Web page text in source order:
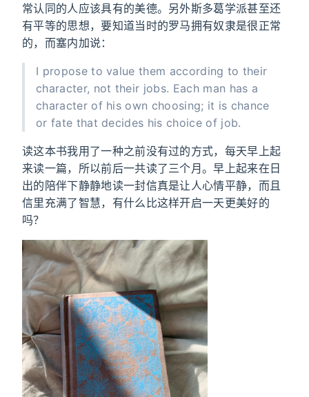
常认同的人应该具有的美德。另外斯多葛学派甚至还
有平等的思想，要知道当时的罗马拥有奴隶是很正常
的，而塞内加说：
I propose to value them according to their
character, not their jobs. Each man has a
character of his own choosing; it is chance
or fate that decides his choice of job.
读这本书我用了一种之前没有过的方式，每天早上起
来读一篇，所以前后一共读了三个月。早上起来在日
出的陪伴下静静地读一封信真是让人心情平静，而且
信里充满了智慧，有什么比这样开启一天更美好的
吗？